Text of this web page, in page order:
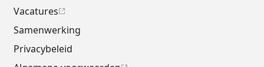
Vacatures
Samenwerking
Privacybeleid